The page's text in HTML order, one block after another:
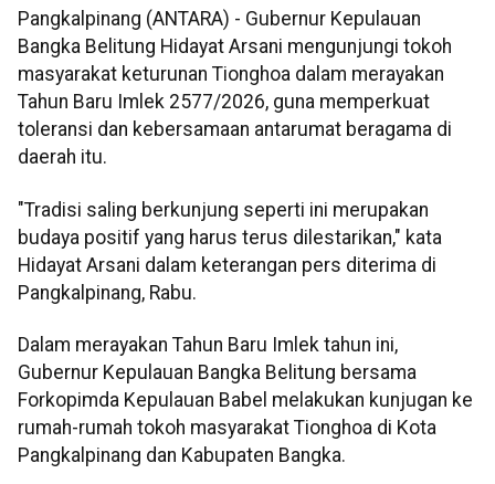
Pangkalpinang (ANTARA) - Gubernur Kepulauan
Bangka Belitung Hidayat Arsani mengunjungi tokoh
masyarakat keturunan Tionghoa dalam merayakan
Tahun Baru Imlek 2577/2026, guna memperkuat
toleransi dan kebersamaan antarumat beragama di
daerah itu.
"Tradisi saling berkunjung seperti ini merupakan
budaya positif yang harus terus dilestarikan," kata
Hidayat Arsani dalam keterangan pers diterima di
Pangkalpinang, Rabu.
Dalam merayakan Tahun Baru Imlek tahun ini,
Gubernur Kepulauan Bangka Belitung bersama
Forkopimda Kepulauan Babel melakukan kunjugan ke
rumah-rumah tokoh masyarakat Tionghoa di Kota
Pangkalpinang dan Kabupaten Bangka.